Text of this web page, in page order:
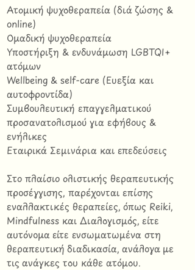
Ατομική ψυχοθεραπεία (διά ζώσης &
online)
Ομαδική ψυχοθεραπεία
Υποστήριξη & ενδυνάμωση LGBTQI+
ατόμων
Wellbeing & self-care (Ευεξία και
αυτοφροντίδα)
Συμβουλευτική επαγγελματικού
προσανατολισμού για εφήβους &
ενήλικες
Εταιρικά Σεμινάρια και επεδεύσεις
Στο πλαίσιο ολιστικής θεραπευτικής
προσέγγισης, παρέχονται επίσης
εναλλακτικές θεραπείες, όπως Reiki,
Mindfulness και Διαλογισμός, είτε
αυτόνομα είτε ενσωματωμένα στη
θεραπευτική διαδικασία, ανάλογα με
τις ανάγκες του κάθε ατόμου.